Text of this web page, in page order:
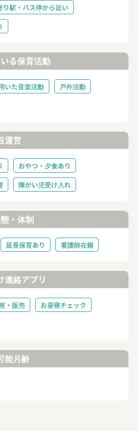
り駅・バス停から近い
る保育活動
いた音楽活動
戸外活動
運営
おやつ・夕食あり
障がい児受け入れ
・体制
延長保育あり 看護師在籍
連絡アプリ
・販売
お昼寝チェック
能月齢